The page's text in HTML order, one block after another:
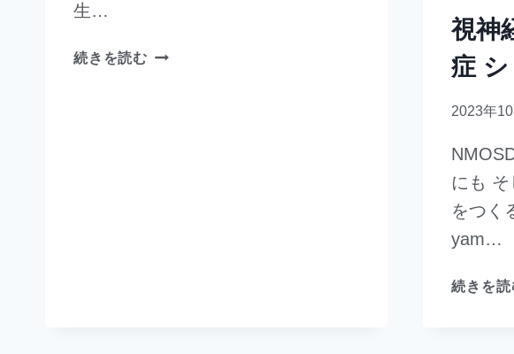
生…
続きを読む
視神
症
2023年
にも
をつく
yam…
続きを読